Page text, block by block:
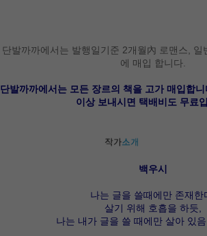
단발까까에서는 발행일기준 2개월內 로맨스,
에 매입 합니다.
단발까까에서는 모든 장르의 책을 고가 매입합
이상 보내시면 택배비도 무료
백우시
나는 글을 쓸때에만 존재한
살기 위해 호흡을 하듯,
나는 내가 글을 쓸 때에만 살아 있